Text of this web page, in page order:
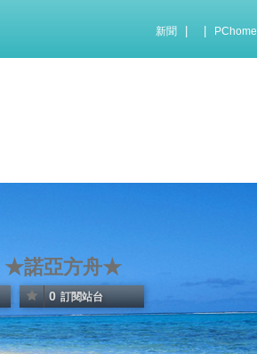
新聞 PChome
★諾亞方舟★
0 訂閱站台